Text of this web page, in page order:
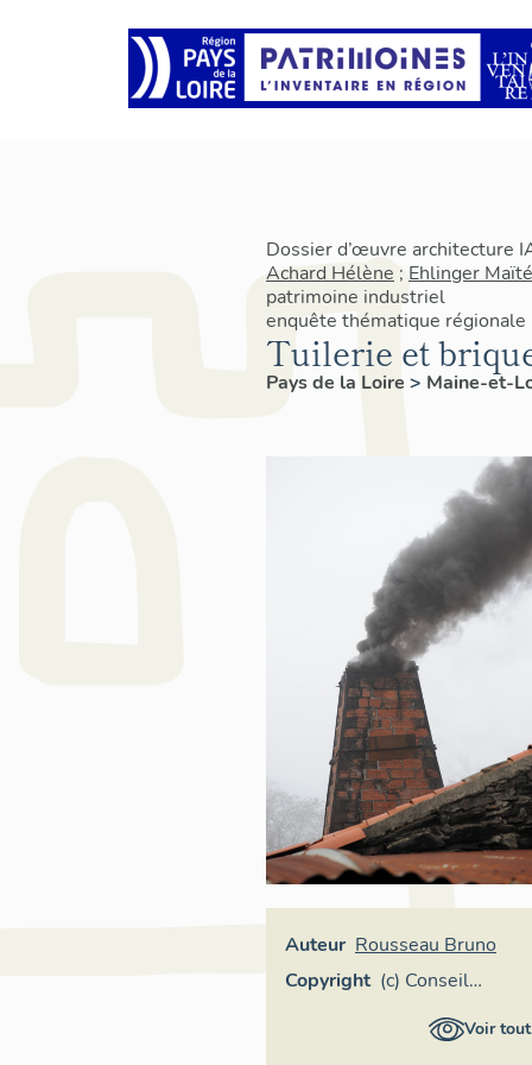
Dossier d’œuvre architecture
Achard Hélène ; Ehlinger
patrimoine industriel
enquête thématique régionale
Tuilerie et
Pays de la Loire > Maine-et-
Auteur Rousseau Bruno
Copyright (c) Conseil
départementalVoir tout